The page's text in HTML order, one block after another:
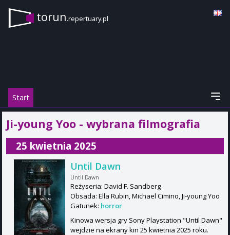
torun.repertuary.pl
Start
Ji-young Yoo - wybrana filmografia
25 kwietnia 2025
Until Dawn
Until Dawn
Reżyseria: David F. Sandberg
Obsada: Ella Rubin, Michael Cimino, Ji-young Yoo
Gatunek: horror
Kinowa wersja gry Sony Playstation "Until Dawn"
wejdzie na ekrany kin 25 kwietnia 2025 roku.